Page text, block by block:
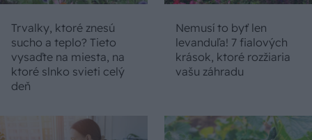
Trvalky, ktoré znesú
sucho a teplo? Tieto
vysaďte na miesta, na
ktoré slnko svieti celý
deň
Nemusí to byť len
levanduľa! 7 fialových
krások, ktoré rozžiaria
vašu záhradu